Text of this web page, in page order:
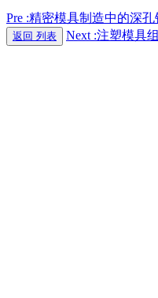
Pre :精密模具制造中的深
返回 列表 Next :注塑模具